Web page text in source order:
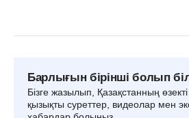
Барлығын бірінші болып
Бізге жазылып, Қазақстанның
қызықты суреттер, видеолар мен